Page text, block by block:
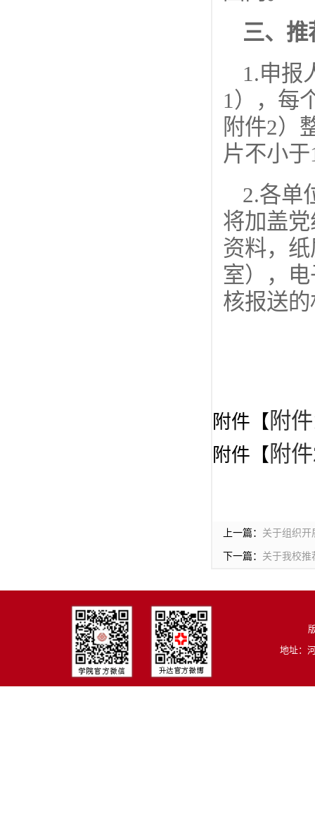
三、推
1.申报
1），每
附件2）
片不小
2.各单
将加盖
资料，
室），电
核报送
附件【 附
附件【 附
上一篇： 关于组织开
下一篇： 关于我校推
地址：